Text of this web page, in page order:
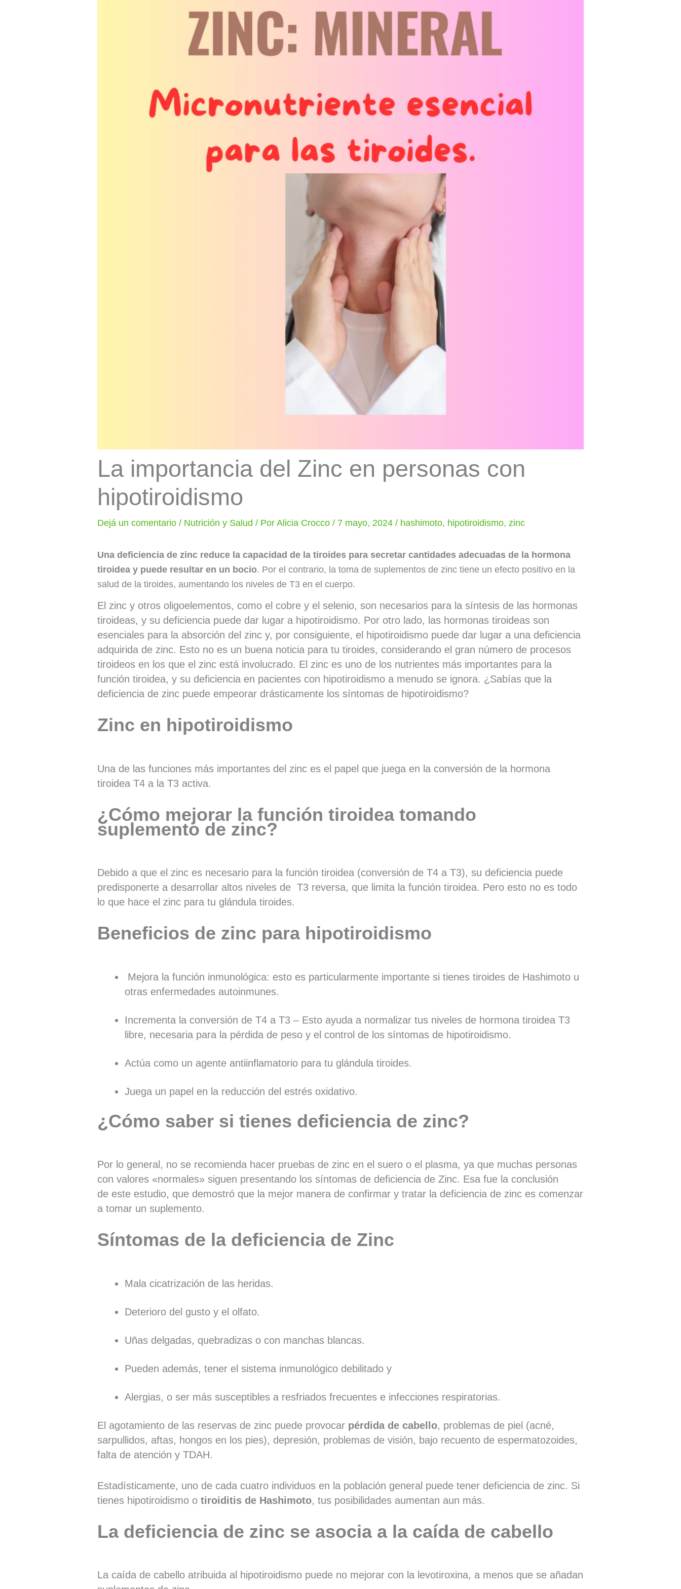
La importancia del Zinc en personas con
hipotiroidismo
Dejá un comentario / Nutrición y Salud / PorAlicia Crocco/ 7 mayo, 2024/ hashimoto, hipotiroidismo,zinc
Una deficiencia de zinc reduce la capacidad de la tiroides para secretar cantidades adecuadas de la hormona
tiroidea y puede resultar en un bocio. Por el contrario, la toma de suplementos de zinc tiene un efecto positivo en la
salud de la tiroides, aumentando los niveles de T3 en el cuerpo.
El zinc y otros oligoelementos, como el cobre y el selenio, son necesarios para la síntesis de las hormonas
tiroideas, y su deficiencia puede dar lugar a hipotiroidismo. Por otro lado, las hormonas tiroideas son
esenciales para la absorción del zinc y, por consiguiente, el hipotiroidismo puede dar lugar a una deficiencia
adquirida de zinc. Esto no es un buena noticia para tu tiroides, considerando el gran número de procesos
tiroideos en los que el zinc está involucrado. El zinc es uno de los nutrientes más importantes para la
función tiroidea, y su deficiencia en pacientes con hipotiroidismo a menudo se ignora. ¿Sabías que la
deficiencia de zinc puede empeorar drásticamente los síntomas de hipotiroidismo?
Zinc en hipotiroidismo
Una de las funciones más importantes del zinc es el papel que juega en la conversión de la hormona
tiroidea T4 a la T3 activa.
¿Cómo mejorar la función tiroidea tomando
suplemento de zinc?
Debido a que el zinc es necesario para la función tiroidea (conversión de T4 a T3), su deficiencia puede
predisponerte a desarrollar altos niveles de T3 reversa, que limita la función tiroidea. Pero esto no es todo
lo que hace el zinc para tu glándula tiroides.
Beneficios de zinc para hipotiroidismo
Mejora la función inmunológica: esto es particularmente importante si tienes tiroides de Hashimoto u
otras enfermedades autoinmunes.
Incrementa la conversión de T4 a T3 – Esto ayuda a normalizar tus niveles de hormona tiroidea T3
libre, necesaria para la pérdida de peso y el control de los síntomas de hipotiroidismo.
Actúa como un agente antiinflamatorio para tu glándula tiroides.
Juega un papel en la reducción del estrés oxidativo.
¿Cómo saber si tienes deficiencia de zinc?
Por lo general, no se recomienda hacer pruebas de zinc en el suero o el plasma, ya que muchas personas
con valores «normales» siguen presentando los síntomas de deficiencia de Zinc. Esa fue la conclusión
de este estudio, que demostró que la mejor manera de confirmar y tratar la deficiencia de zinc es comenzar
a tomar un suplemento.
Síntomas de la deficiencia de Zinc
Mala cicatrización de las heridas.
Deterioro del gusto y el olfato.
Uñas delgadas, quebradizas o con manchas blancas.
Pueden además, tener el sistema inmunológico debilitado y
Alergias, o ser más susceptibles a resfriados frecuentes e infecciones respiratorias.
El agotamiento de las reservas de zinc puede provocar pérdida de cabello, problemas de piel (acné,
sarpullidos, aftas, hongos en los pies), depresión, problemas de visión, bajo recuento de espermatozoides,
falta de atención y TDAH.
Estadísticamente, uno de cada cuatro individuos en la población general puede tener deficiencia de zinc. Si
tienes hipotiroidismo otiroiditis de Hashimoto, tus posibilidades aumentan aun más.
La deficiencia de zinc se asocia a la caída de cabello
La caída de cabello atribuida al hipotiroidismo puede no mejorar con la levotiroxina, a menos que se añadan